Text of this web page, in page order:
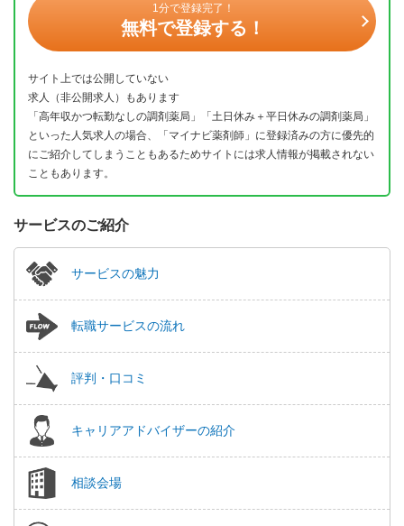
1分で登録完了！
無料で登録する！
サイト上では公開していない
求人（非公開求人）もあります
「高年収かつ転勤なしの調剤薬局」「土日休み＋平日休みの調剤薬局」
といった人気求人の場合、「マイナビ薬剤師」に登録済みの方に優先的
にご紹介してしまうこともあるためサイトには求人情報が掲載されない
こともあります。
サービスのご紹介
サービスの魅力
転職サービスの流れ
評判・口コミ
キャリアアドバイザーの紹介
相談会場